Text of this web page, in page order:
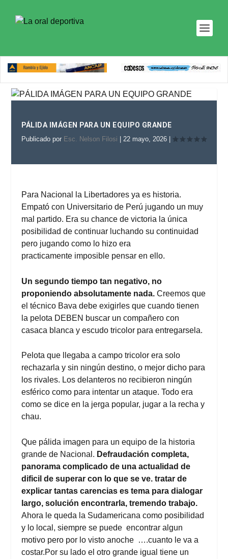
PÁLIDA IMÁGEN PARA UN EQUIPO GRANDE
Publicado por Esc. Nelson Filosi |22 mayo, 2026
Para Nacional la Libertadores ya es historia.
Empató con Universitario de Perú jugando un muy
mal partido. Era su chance de victoria la única
posibilidad de continuar luchando su continuidad
pero jugando como lo hizo era
practicamente imposible pensar en ello.
Un segundo tiempo tan negativo, no
proponiendo absolutamente nada. Creemos que
el técnico Bava debe exigirles que cuando tienen
la pelota DEBEN buscar un compañero con
casaca blanca y escudo tricolor para entregarsela.
Pelota que llegaba a campo tricolor era solo
rechazarla y sin ningún destino, o mejor dicho para
los rivales. Los delanteros no recibieron ningún
esférico como para intentar un ataque. Todo era
como se dice en la jerga popular, jugar a la recha y
chau.
Que pálida imagen para un equipo de la historia
grande de Nacional. Defraudación completa,
panorama complicado de una actualidad de
dificil de superar con lo que se ve. tratar de
explicar tantas carencias es tema para dialogar
largo, solución encontrarla, tremendo trabajo.
Ahora le queda la Sudamericana como posibilidad
y lo local, siempre se puede encontrar algun
motivo pero por lo visto anoche ….cuanto le va a
costar.Por su lado el otro grande igual tiene un